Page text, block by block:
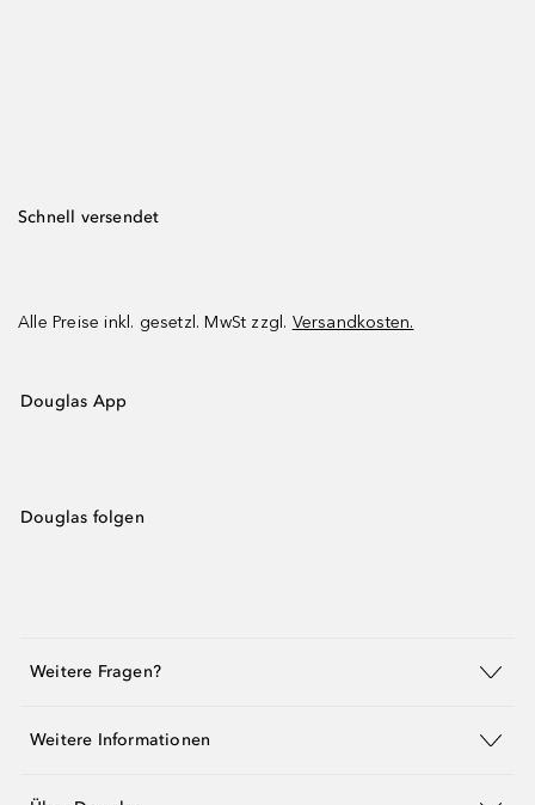
Schnell versendet
Alle Preise inkl. gesetzl. MwSt zzgl. Versandkosten.
Douglas App
Douglas folgen
Weitere Fragen?
Weitere Informationen